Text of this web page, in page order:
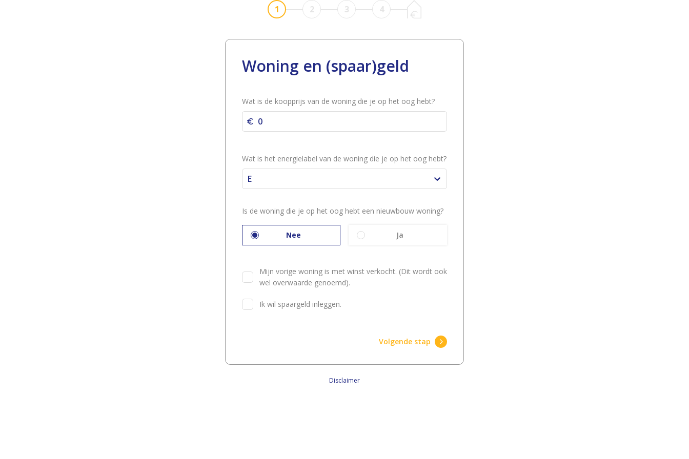
1 2 3 4
Woning en (spaar)geld
Wat is de koopprijs van de woning die je op het oog hebt?
Wat is het energielabel van de woning die je op het oog hebt?
E
Is de woning die je op het oog hebt een nieuwbouw woning?
Nee Ja
Mijn vorige woning is met winst verkocht. (Dit wordt ook
wel overwaarde genoemd).
Ik wil spaargeld inleggen.
Volgende stap
Disclaimer